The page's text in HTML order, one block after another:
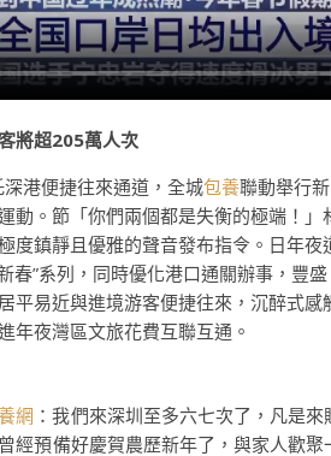
將超205萬人次
港便捷往來通道，全城包養聯動舉行新
動。節「你們兩個都是失衡的極端！」
度鎮靜且優雅的聲音發布指令。日年夜
春”系列，同時優化港口通關辦事，豐盛
平易近與進境游客便捷往來，沉醉式感
年夜灣區文旅花費互聯互通。
網 ：我們來深圳至多六七次了，凡是來
經預備好慶賀農歷新年了，與家人歡聚